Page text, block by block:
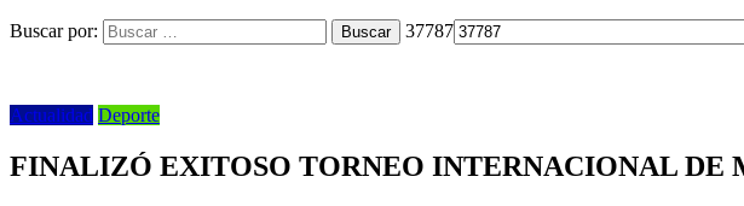
Buscar por: 37787
Actualidad Deporte
FINALIZÓ EXITOSO TORNEO INTERNACIONAL DE